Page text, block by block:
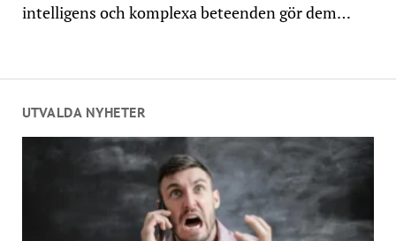
UTVALDA NYHETER
intelligens och komplexa beteenden gör dem…